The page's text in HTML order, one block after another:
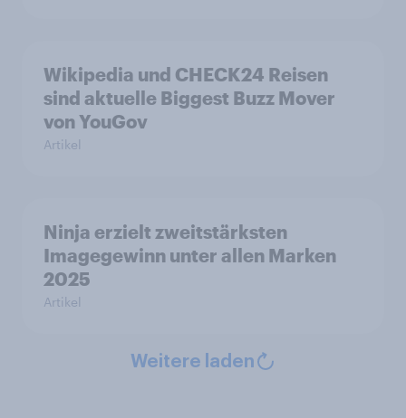
Wikipedia und CHECK24 Reisen
sind aktuelle Biggest Buzz Mover
von YouGov
Artikel
Ninja erzielt zweitstärksten
Imagegewinn unter allen Marken
2025
Artikel
Weitere laden